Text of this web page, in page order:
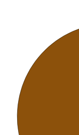
Grafico
Grafico a torta con
Visualizza